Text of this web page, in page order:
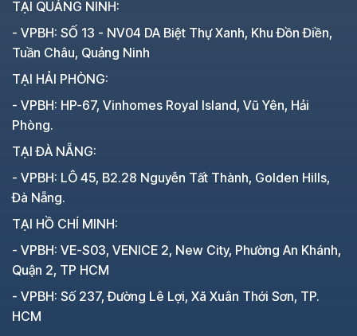
TẠI QUẢNG NINH:
- VPBH: SỐ 13 - NV04 DA Biệt Thự Xanh, Khu Đồn Điền,
Tuần Châu, Quảng Ninh
TẠI HẢI PHÒNG:
- VPBH: HP-67, Vinhomes Royal Island, Vũ Yên, Hải
Phòng.
TẠI ĐÀ NẴNG:
- VPBH: LÔ 45, B2.28 Nguyễn Tất Thành, Golden Hills,
Đà Nẵng.
TẠI HỒ CHÍ MINH:
- VPBH: VE-S03, VENICE 2, New City, Phường An Khánh,
Quận 2, TP HCM
- VPBH: Số 237, Đường Lê Lợi, Xã Xuân Thới Sơn, TP.
HCM